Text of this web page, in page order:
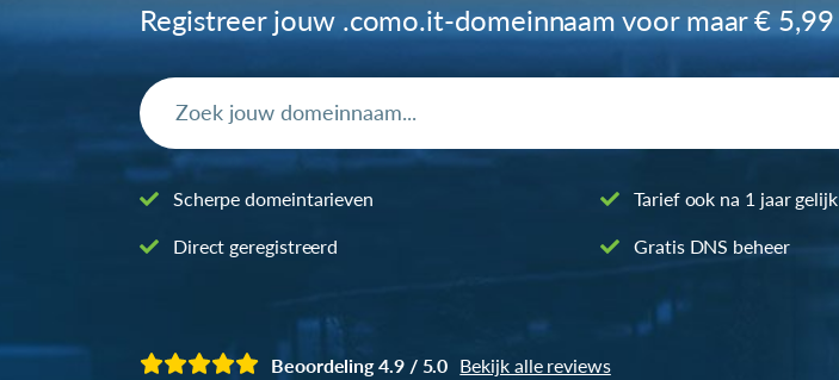
Registreer jouw .como.it-domeinnaam voor maar€ 5,99
Scherpe domeintarieven
Direct geregistreerd
Tarief ook na 1 jaar gelijk
Gratis DNS beheer
Beoordeling 4.9 / 5.0 Bekijk alle reviews